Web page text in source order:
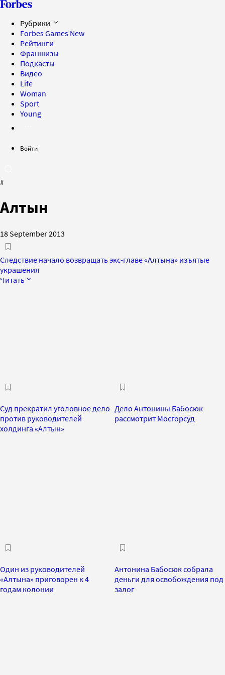
Рубрики
Forbes Games New
Рейтинги
Франшизы
Подкасты
Видео
Life
Woman
Sport
Young
Войти
#
Алтын
18 September 2013
Следствие начало возвращать экс-главе «Алтына» изъятые
украшения
Читать
Суд прекратил уголовное дело
против руководителей
холдинга «Алтын»
Дело Антонины Бабосюк
рассмотрит Мосгорсуд
Один из руководителей
«Алтына» приговорен к 4
годам колонии
Антонина Бабосюк собрала
деньги для освобождения под
залог